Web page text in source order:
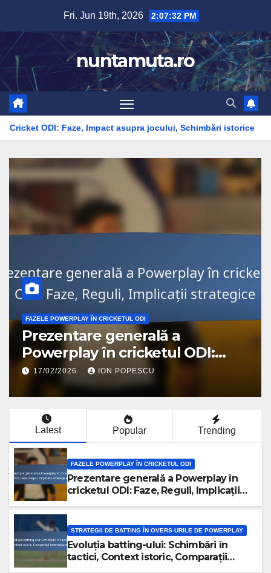
content
Fri. Jun 19th, 2026 2:07:33 PM
nuntamuta.ro
Impact asupra jocului, Schimbări istorice Reguli de
FAZELE POWERPLAY ÎN CRICKETUL ODI
Prezentare generală a
Powerplay în cricketul ODI:
Faze, Reguli, Implicații
strategice
17/02/2026 ION POPESCU
Latest Popular Trending
FAZELE POWERPLAY ÎN CRICKETUL ODI
Prezentare generală a Powerplay în
cricketul ODI: Faze, Reguli, Implicații
STRATEGII DE BATTING ÎN OVERS-URILE DE POWERPLAY
Evoluția batting-ului: Schimbări în
tactici, Context istoric, Comparații